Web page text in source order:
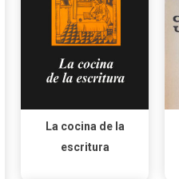
La cocina de la
escritura